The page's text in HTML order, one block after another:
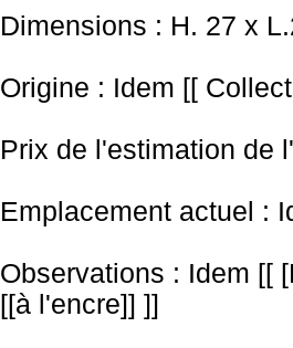
Dimensions : H. 27 x
Origine : Idem [[
Prix de l'estimation de
Emplacement actuel :
Observations : Idem [[
[[à l'encre]] ]]